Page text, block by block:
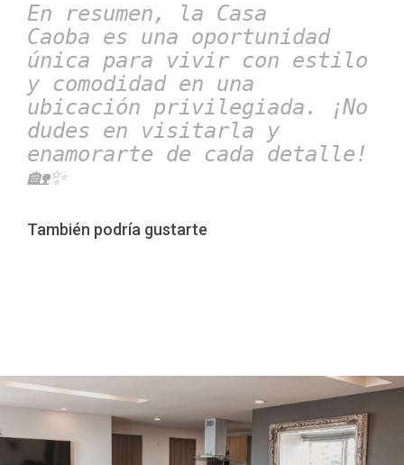
En resumen, la Casa
Caoba es una oportunidad
única para vivir con estilo
y comodidad en una
ubicación privilegiada. ¡No
dudes en visitarla y
enamorarte de cada detalle!
🏡✨
También podría gustarte